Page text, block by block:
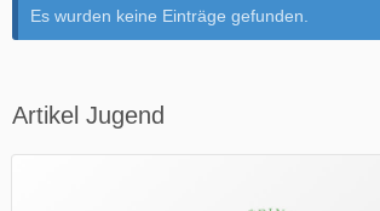
Es wurden keine Einträge gefunden.
Artikel Jugend